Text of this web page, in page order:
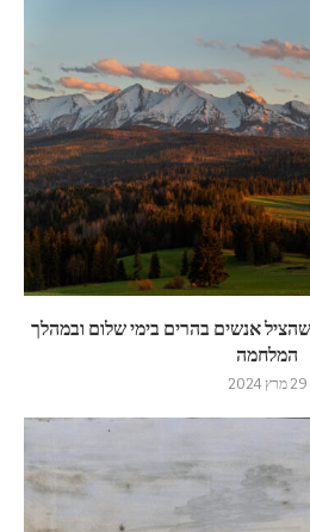
אנשים בהרים בימי שלום ובמהלך
המלחמה
29 מרץ 2024